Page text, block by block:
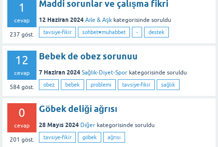
1
cevap
237 göst.
Maddi sorunlar ve çalışma fikri
12 Haziran 2024 Aile & Aşk kategorisinde soruldu
tavsiye-fikir sohbet♥️muhabbet - destek
12
cevap
584göst.
Bebek de obez sorunuu
7 Haziran 2024 Sağlık-Diyet-Spor kategorisinde soruldu
obez bebek problemi tavsiye-fikir sağlık
0
cevap
201 göst.
Göbek deliği ağrısı
28 Mayıs 2024 Diğer kategorisinde soruldu
tavsiye-fikir göbek ağrısı